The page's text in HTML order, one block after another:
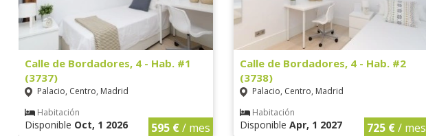
Calle de Bordadores, 4 - Hab. #1
(3737)
Palacio, Centro, Madrid
Habitación
Disponible Oct, 1 2026 595 €/ mes
Calle de Bordadores, 4 - Hab. #2
(3738)
Palacio, Centro, Madrid
Habitación
DisponibleApr, 1 2027 725 €/ mes